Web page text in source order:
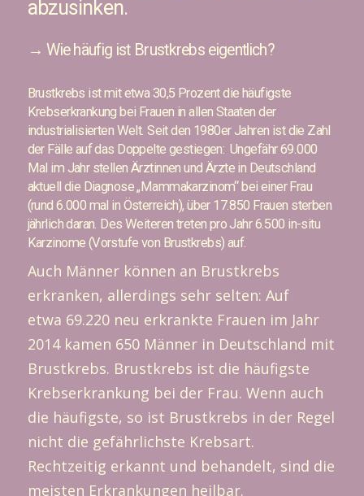
abzusinken.
→ Wie häufig ist Brustkrebs eigentlich?
Brustkrebs ist mit etwa 30,5 Prozent die häufigste
Krebserkrankung bei Frauen in allen Staaten der
industrialisierten Welt. Seit den 1980er Jahren ist die Zahl
der Fälle auf das Doppelte gestiegen: Ungefähr 69.000
Mal im Jahr stellen Ärztinnen und Ärzte in Deutschland
aktuell die Diagnose „Mammakarzinom“ bei einer Frau
(rund 6.000 mal in Österreich), über 17.850 Frauen sterben
jährlich daran. Des Weiteren treten pro Jahr 6.500 in-situ
Karzinome (Vorstufe von Brustkrebs) auf.
Auch Männer können an Brustkrebs
erkranken, allerdings sehr selten: Auf
etwa 69.220 neu erkrankte Frauen im Jahr
2014 kamen 650 Männer in Deutschland mit
Brustkrebs. Brustkrebs ist die häufigste
Krebserkrankung bei der Frau. Wenn auch
die häufigste, so ist Brustkrebs in der Regel
nicht die gefährlichste Krebsart.
Rechtzeitig erkannt und behandelt, sind die
meisten Erkrankungen heilbar.